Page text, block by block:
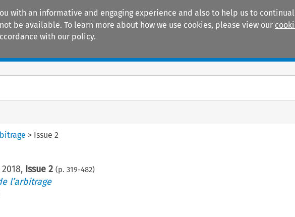
with an informative and engaging experience and also to help us to
be available. To learn more about how we use cookies, please view our
with our policy.
> Issue 2
2018, Issue 2 (p. 319-482)
l’arbitrage